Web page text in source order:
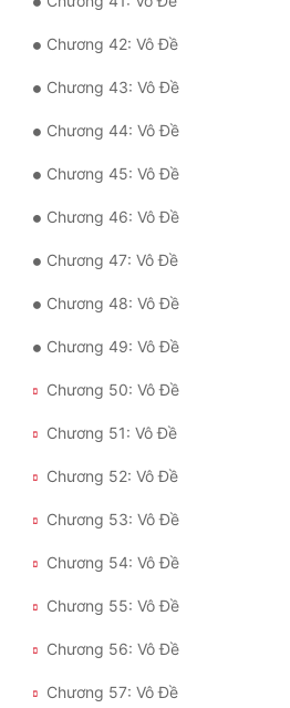
Xây Dựng Thế Lực
Đam Mỹ
Đẹp Hiệp
Tính Cách Nhân Vật :
Cơ Trí
Sát Phạt Quyết Đoán
Chương 42: Vô Đề
Chương 43: Vô Đề
Chương 44: Vô Đề
Chương 45: Vô Đề
Chương 46: Vô Đề
Chương 47: Vô Đề
Chương 48: Vô Đề
Chương 49: Vô Đề
Chương 50: Vô Đề
Chương 51: Vô Đề
Chương 52: Vô Đề
Chương 53: Vô Đề
Chương 54: Vô Đề
Chương 55: Vô Đề
Chương 56: Vô Đề
Chương 57: Vô Đề